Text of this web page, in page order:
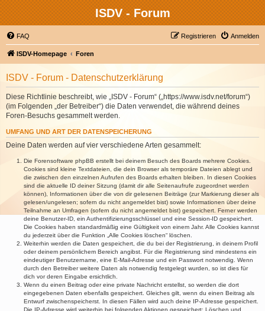
ISDV - Forum
FAQ Anmelden
Registrieren
ISDV-Homepage Foren
ISDV - Forum - Datenschutzerklärung
Diese Richtlinie beschreibt, wie „ISDV - Forum“ („https://www.isdv.net/forum“)
(im Folgenden „der Betreiber“) die Daten verwendet, die während deines
Foren-Besuchs gesammelt werden.
UMFANG UND ART DER DATENSPEICHERUNG
Deine Daten werden auf vier verschiedene Arten gesammelt:
Die Forensoftware phpBB erstellt bei deinem Besuch des Boards mehrere Cookies.
Cookies sind kleine Textdateien, die dein Browser als temporäre Dateien ablegt und
die zwischen den einzelnen Aufrufen des Boards erhalten bleiben. In diesen Cookies
sind die aktuelle ID deiner Sitzung (damit dir alle Seitenaufrufe zugeordnet werden
können), Informationen über die von dir gelesenen Beiträge (zur Markierung dieser als
gelesen/ungelesen; sofern du nicht angemeldet bist) sowie Informationen über deine
Teilnahme an Umfragen (sofern du nicht angemeldet bist) gespeichert. Ferner werden
deine Benutzer-ID, ein Authentifizierungsschlüssel und eine Session-ID gespeichert.
Die Cookies haben standardmäßig eine Gültigkeit von einem Jahr. Alle Cookies kannst
du jederzeit über die Funktion „Alle Cookies löschen“ löschen.
Weiterhin werden die Daten gespeichert, die du bei der Registrierung, in deinem Profil
oder deinem persönlichem Bereich angibst. Für die Registrierung sind mindestens ein
eindeutiger Benutzername, eine E-Mail-Adresse und ein Passwort notwendig. Wenn
durch den Betreiber weitere Daten als notwendig festgelegt wurden, so ist dies für
dich vor deren Eingabe ersichtlich.
Wenn du einen Beitrag oder eine private Nachricht erstellst, so werden die dort
eingegebenen Daten ebenfalls gespeichert. Gleiches gilt, wenn du einen Beitrag als
Entwurf zwischenspeicherst. In diesen Fällen wird auch deine IP-Adresse gespeichert.
Die IP-Adresse wird weiterhin bei folgenden Aktionen gespeichert: Löschen und